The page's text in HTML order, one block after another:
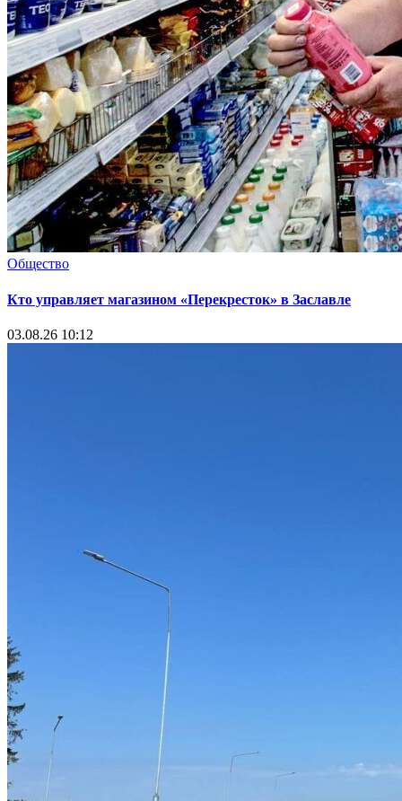
Общество
Кто управляет магазином «Перекресток» в Заславле
03.08.26 10:12